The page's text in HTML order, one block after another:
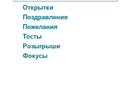
Открытки
Поздравления
Пожелания
Тосты
Розыгрыши
Фокусы